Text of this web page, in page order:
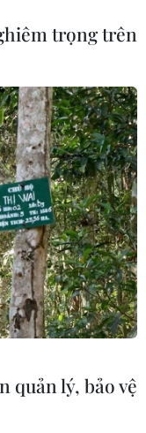
kế hoạch
quả
sẵn sàng tổ chức
2 hoặc đầu
kế hoạch cắt
trường.
trọng trên
quản lý, bảo vệ